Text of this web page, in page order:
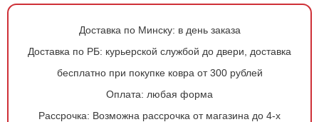
Доставка по Минску: в день заказа
Доставка по РБ: курьерской службой до двери, доставка
бесплатно при покупке ковра от 300 рублей
Оплата: любая форма
Рассрочка: Возможна рассрочка от магазина до 4-х